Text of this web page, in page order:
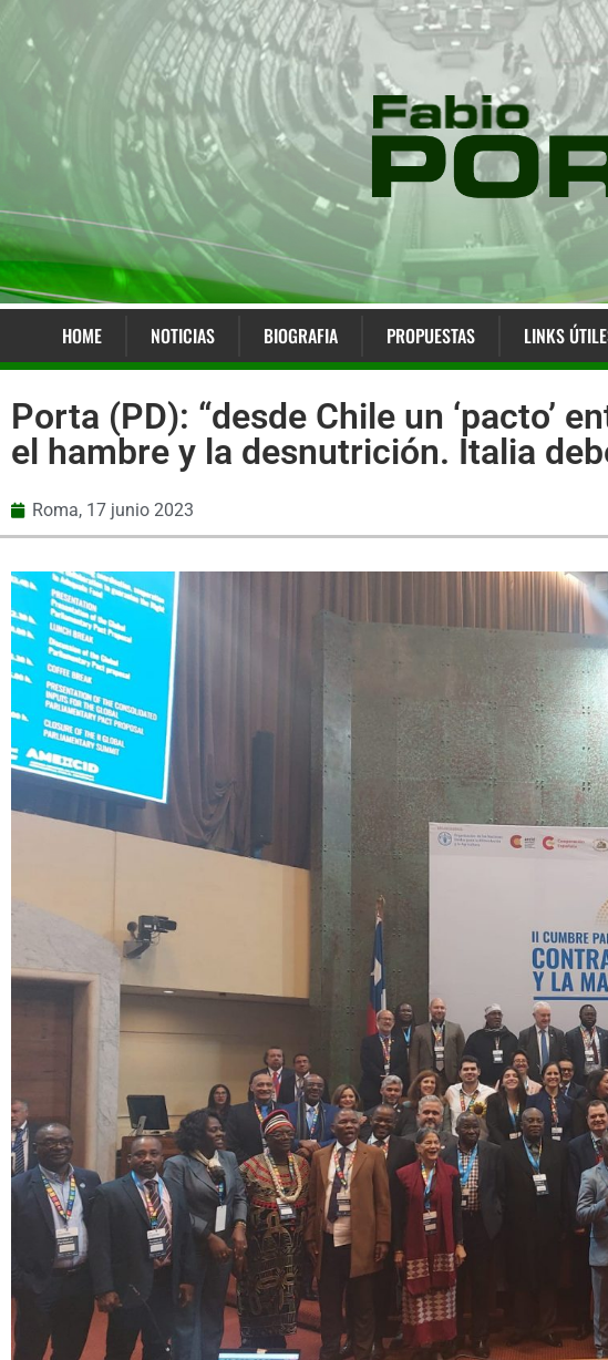
HOME NOTICIAS BIOGRAFIA PROPUESTAS LINKS
Porta (PD): “desde Chile un ‘pacto’
el hambre y la desnutrición. Italia
Roma, 17 junio 2023